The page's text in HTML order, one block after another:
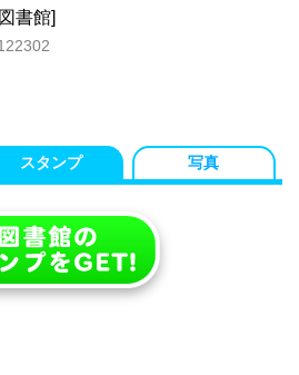
書館]
スタンプ 写真